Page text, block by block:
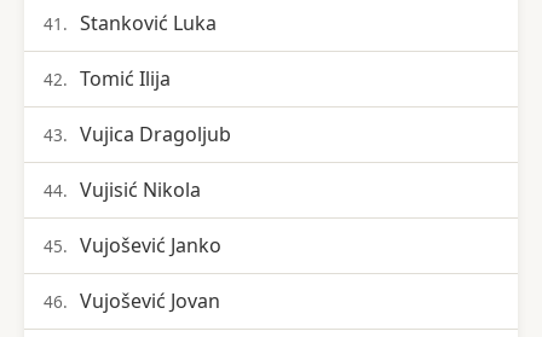
41. Stanković Luka
42. Tomić Ilija
43. Vujica Dragoljub
44. Vujisić Nikola
45. Vujošević Janko
46. Vujošević Jovan